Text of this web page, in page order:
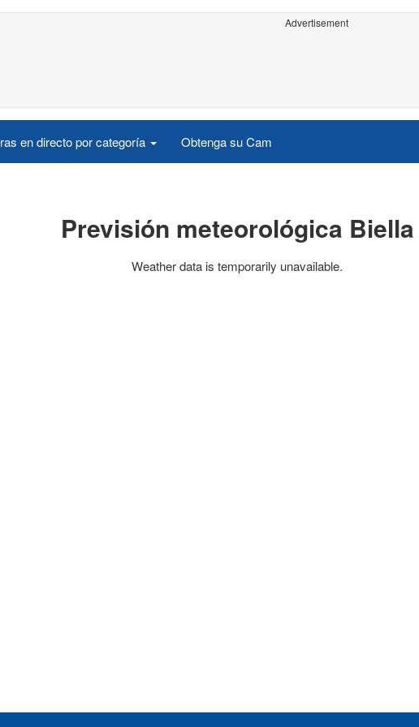
Advertisement
en directo por categoría Obtenga su Cam
Previsión meteorológica Biella
Weather data is temporarily unavailable.